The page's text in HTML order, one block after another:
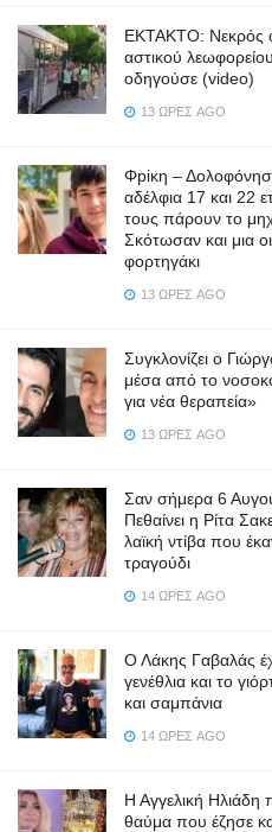
ΕΚΤΑΚΤΟ: Νεκρός
αστικού
οδηγούσε (video)
13 ΏΡΕΣ AGO
Φpiκη –
αδέλφια 17 και 22
τους πάρουν το
Σκότωσαν και μια
φορτηγάκι
13 ΏΡΕΣ AGO
Συγκλονίζει ο
μέσα από το
για νέα θεραπεία»
13 ΏΡΕΣ AGO
Σαν σήμερα 6
Πεθαίνει η Ρίτα
λαϊκή ντίβα που
τραγούδι
14 ΏΡΕΣ AGO
Ο Λάκης Γαβαλάς
γενέθλια και το
και σαμπάνια
14 ΏΡΕΣ AGO
Η Αγγελική Ηλιάδη
θαύμα που έζησε